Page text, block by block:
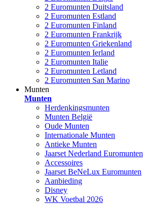
2 Euromunten Duitsland
2 Euromunten Estland
2 Euromunten Finland
2 Euromunten Frankrijk
2 Euromunten Griekenland
2 Euromunten Ierland
2 Euromunten Italie
2 Euromunten Letland
2 Euromunten San Marino
Munten
Munten
Herdenkingsmunten
Munten België
Oude Munten
Internationale Munten
Antieke Munten
Jaarset Nederland Euromunten
Accessoires
Jaarset BeNeLux Euromunten
Aanbieding
Disney
WK Voetbal 2026